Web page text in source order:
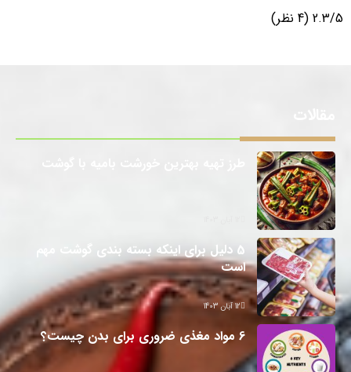
2.3/5 (4 نظر)
5 دلیل برای اینکه بسته بندی گوشت مهم
است
12 آبان 1403
6 مواد مغذی ضروری برای بدن چیست؟